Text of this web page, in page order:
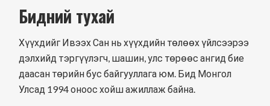
Бидний тухай
Хүүхдийг Ивээх Сан нь хүүхдийн төлөөх үйлсээрээ
дэлхийд тэргүүлэгч, шашин, улс төрөөс ангид бие
даасан төрийн бус байгууллага юм. Бид Монгол
Улсад 1994 оноос хойш ажиллаж байна.